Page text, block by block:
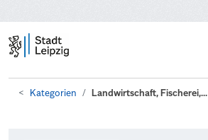
Kategorien Landwirtschaft, Fischerei,...